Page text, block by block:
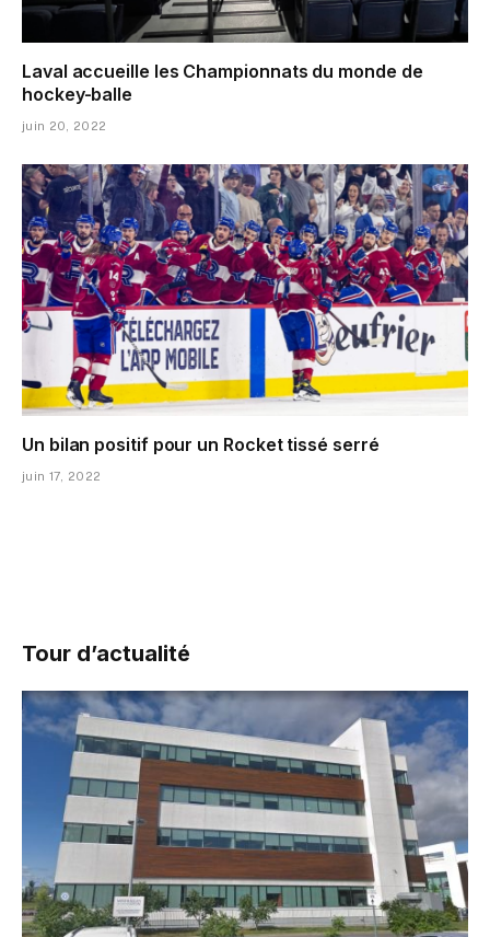
Laval accueille les Championnats du monde de
hockey-balle
juin 20, 2022
Un bilan positif pour un Rocket tissé serré
juin 17, 2022
Tour d’actualité